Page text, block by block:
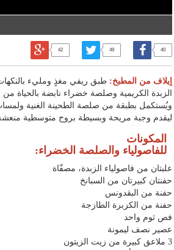
40
49
42
إيلاف من المطبخ: طبق ريفي مغذٍ ومليء
الزبدة الكريمية وصلصة خضراء نابضة بالحياة من
ويُستكمل بطبقة من صلصة الطحينة الغنية
ليقدم وجبة مريحة وبسيطة بروح متوسطية
المكونات
للفاصولياء والصلصة الخضراء:
علبتان من فاصولياء الزبدة، مصفّاة
حفنتان كبيرتان من السبانخ
حفنة من البقدونس
حفنة من الكزبرة الطازجة
فص ثوم واحد
عصير نصف ليمونة
3 ملاعق كبيرة من زيت الزيتون